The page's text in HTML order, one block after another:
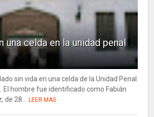
una celda en la unidad penal
sin vida en una celda de la Unidad Penal
El hombre fue identificado como Fabián
28...
LEER MAS